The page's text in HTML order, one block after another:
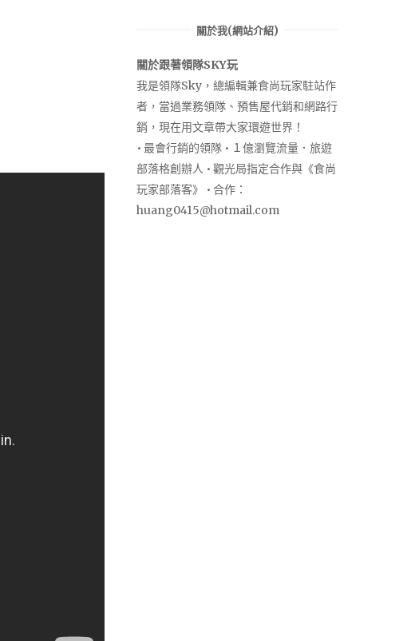
關於我(網站介紹)
關於跟著領隊SKY玩
我是領隊Sky，總編輯兼食尚玩家駐站作
者，當過業務領隊、預售屋代銷和網路行
銷，現在用文章帶大家環遊世界！
• 最會行銷的領隊 • １億瀏覽流量．旅遊
部落格創辦人 • 觀光局指定合作與《食尚
玩家部落客》 • 合作：
huang0415@hotmail.com